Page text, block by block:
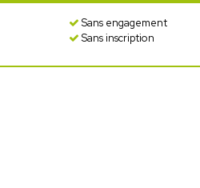
Sans engagement
Sans inscription